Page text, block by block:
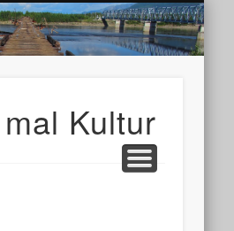
HOME
NEWS
SOUTH AMERICA ’25
SOUTH AMERICA ’22
SOUTH AMERICA ’19
SOUTH AMERICA ’17
UP NORTH ’16
TO SIBERIA ’15
IN ASIA ’13
TO MONGOLIA ’12
KURZTRIPS
TIPPS
TRACKING
Kultur